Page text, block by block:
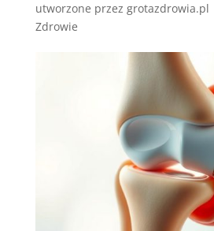
utworzone przez grotazdrowia.pl
Zdrowie